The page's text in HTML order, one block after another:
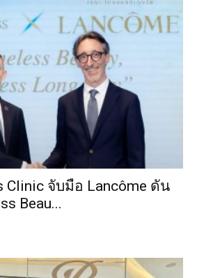
Clinic จับมือ Lancôme ดัน
Beau...